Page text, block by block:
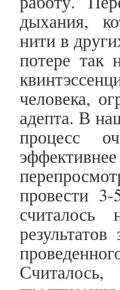
дыхания,
нити в
потере так
человека,
адепта. В
процесс
провести